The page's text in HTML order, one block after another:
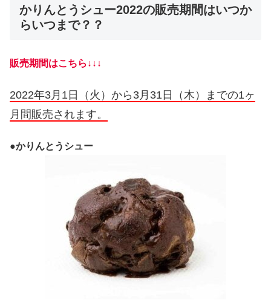
かりんとうシュー2022の販売期間はいつか
らいつまで？？
販売期間はこちら↓↓↓
2022年3月1日（火）から3月31日（木）までの1ヶ
月間販売されます。
●かりんとうシュー